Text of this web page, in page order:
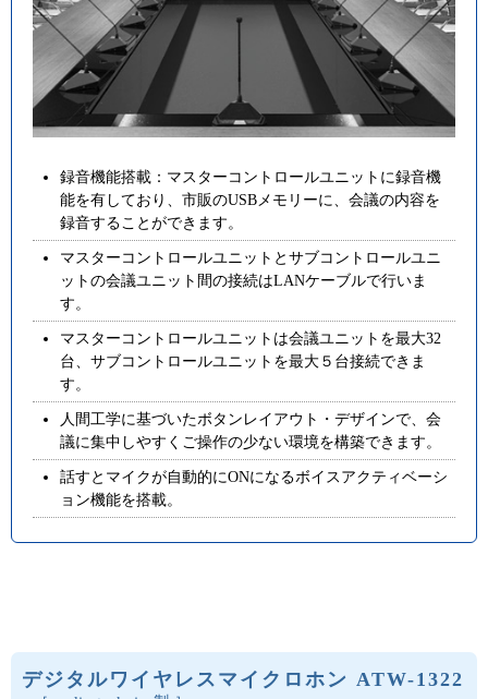
録音機能搭載：マスターコントロールユニットに録音機
能を有しており、市販のUSBメモリーに、会議の内容を
録音することができます。
マスターコントロールユニットとサブコントロールユニ
ットの会議ユニット間の接続はLANケーブルで行いま
す。
マスターコントロールユニットは会議ユニットを最大32
台、サブコントロールユニットを最大５台接続できま
す。
人間工学に基づいたボタンレイアウト・デザインで、会
議に集中しやすくご操作の少ない環境を構築できます。
話すとマイクが自動的にONになるボイスアクティベーシ
ョン機能を搭載。
デジタルワイヤレスマイクロホン ATW-1322